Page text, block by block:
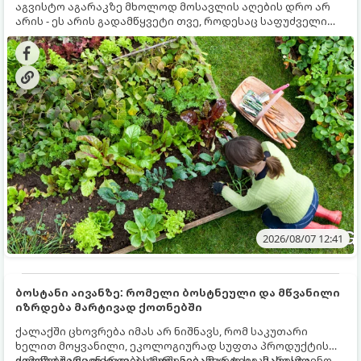
აგვისტო აგარაკზე მხოლოდ მოსავლის აღების დრო არ
არის - ეს არის გადამწყვეტი თვე, როდესაც საფუძველი
ეყრება მომავალი წლის მოსავალს და ბაღი მზადდება
შემოდგომა-ზამთრის სეზონისთვის. იმისათვის, რომ
ნიადაგმა ენერგია აღიდგინოს, ხოლო მცენარეებმა
ზამთარს გაუძლონ, აგვისტოს ბოლომდე 5
მნიშვნელოვანი საქმის გაკეთება უნდა მოასწროთ:
2026/08/07 12:41
ბოსტანი აივანზე: რომელი ბოსტნეული და მწვანილი
იზრდება მარტივად ქოთნებში
ქალაქში ცხოვრება იმას არ ნიშნავს, რომ საკუთარი
ხელით მოყვანილი, ეკოლოგიურად სუფთა პროდუქტის